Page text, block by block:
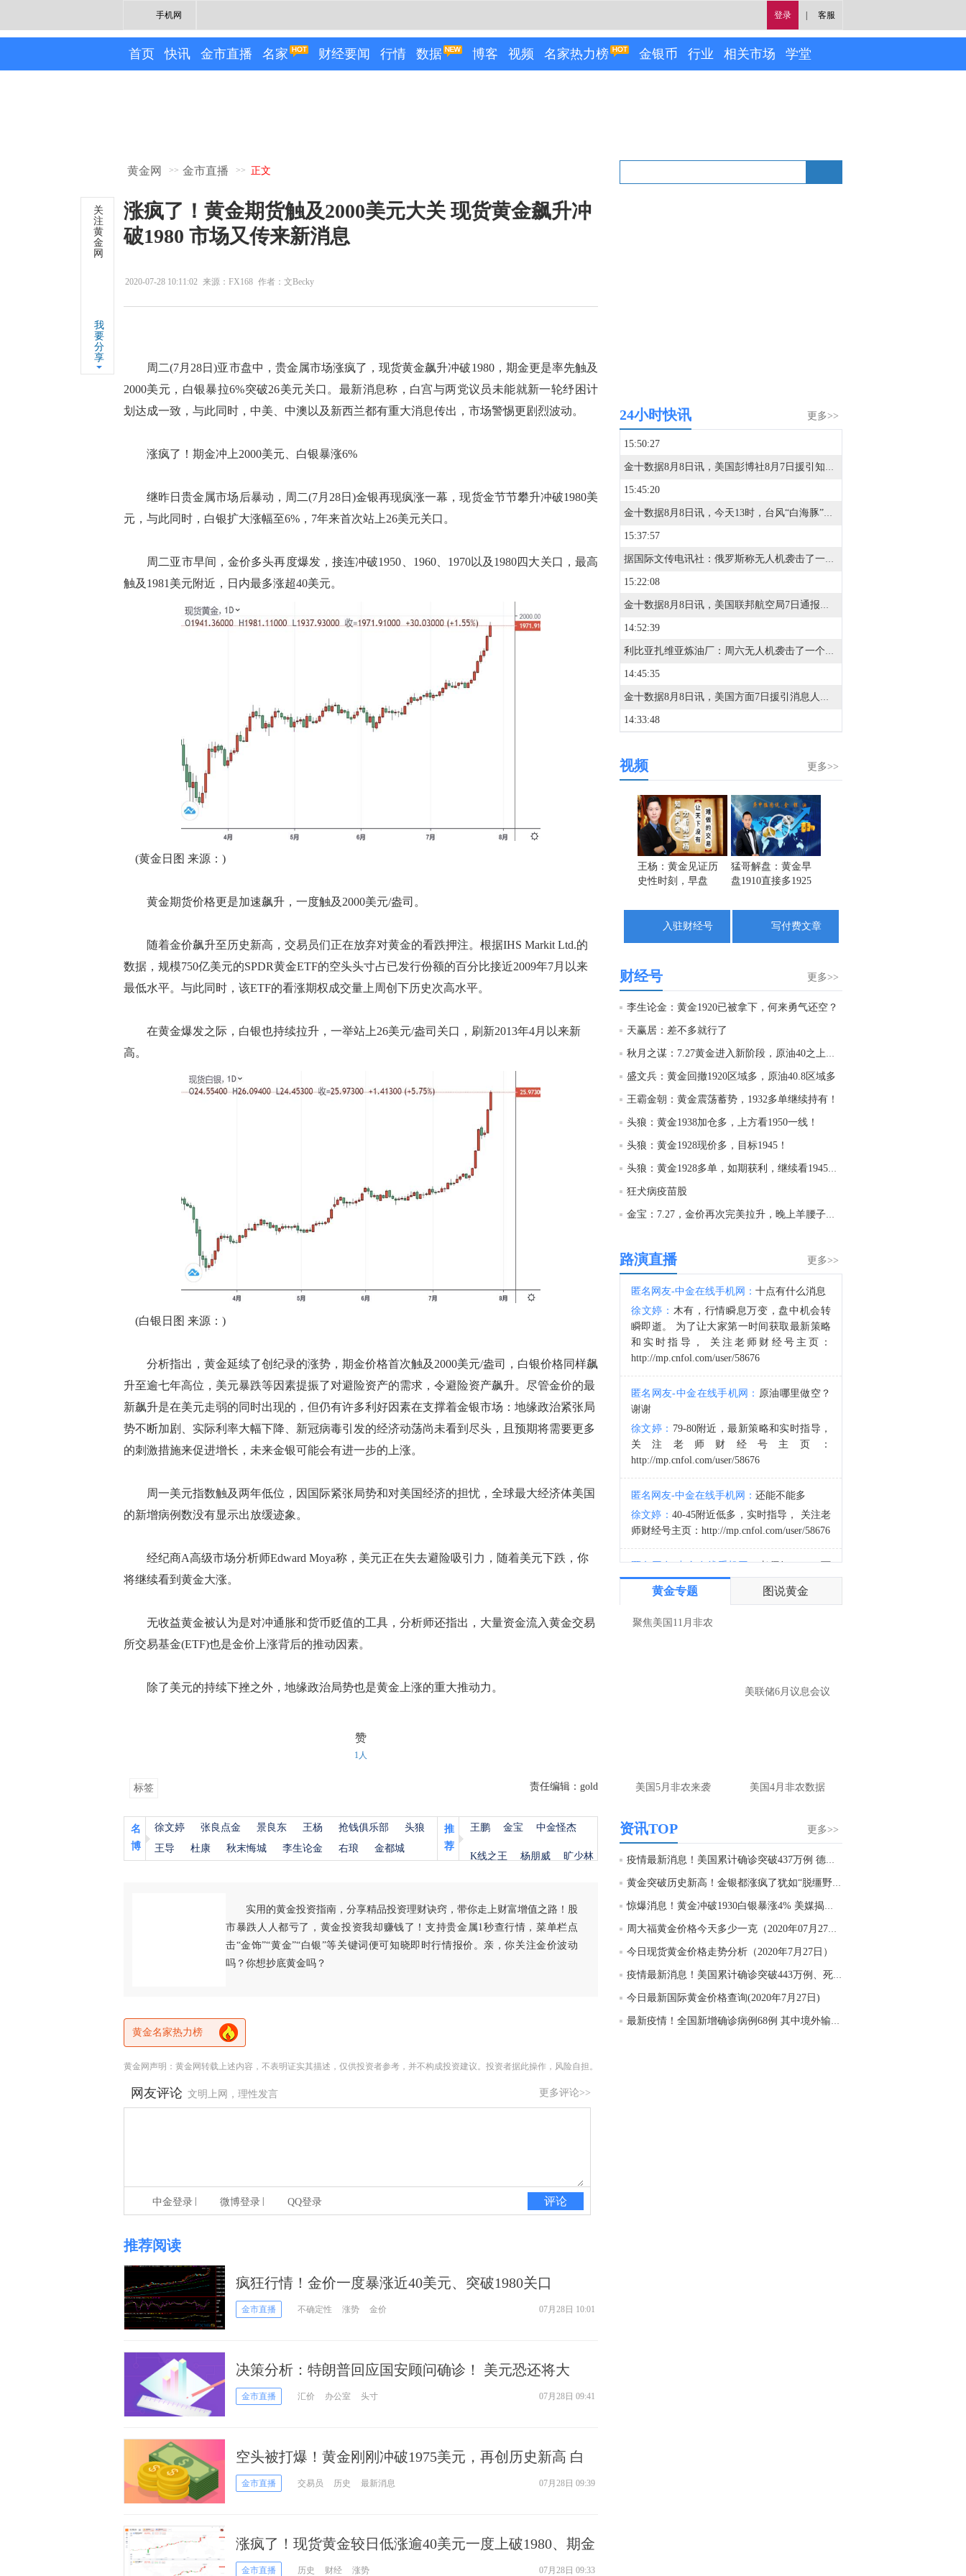
登录 客服
手机网
首页 快讯 金市直播 名家 财经要闻 行情 数据 博客 视频 名家热力榜 金银币 行业 相关市场 学堂
黄金网 >> 金市直播 >> 正文
涨疯了！黄金期货触及2000美元大关 现货黄金飙升冲
破1980 市场又传来新消息
2020-07-28 10:11:02 来源：FX168 作者：文Becky
关
注
黄
金
网
我
要
分
享
周二(7月28日)亚市盘中，贵金属市场涨疯了，现货黄金飙升冲破1980，期金更是率先触及
2000美元，白银暴拉6%突破26美元关口。最新消息称，白宫与两党议员未能就新一轮纾困计
划达成一致，与此同时，中美、中澳以及新西兰都有重大消息传出，市场警惕更剧烈波动。
涨疯了！期金冲上2000美元、白银暴涨6%
继昨日贵金属市场后暴动，周二(7月28日)金银再现疯涨一幕，现货金节节攀升冲破1980美
元，与此同时，白银扩大涨幅至6%，7年来首次站上26美元关口。
周二亚市早间，金价多头再度爆发，接连冲破1950、1960、1970以及1980四大关口，最高
触及1981美元附近，日内最多涨超40美元。
(黄金日图 来源：)
黄金期货价格更是加速飙升，一度触及2000美元/盎司。
随着金价飙升至历史新高，交易员们正在放弃对黄金的看跌押注。根据IHS Markit Ltd.的
数据，规模750亿美元的SPDR黄金ETF的空头头寸占已发行份额的百分比接近2009年7月以来
最低水平。与此同时，该ETF的看涨期权成交量上周创下历史次高水平。
在黄金爆发之际，白银也持续拉升，一举站上26美元/盎司关口，刷新2013年4月以来新
高。
(白银日图 来源：)
分析指出，黄金延续了创纪录的涨势，期金价格首次触及2000美元/盎司，白银价格同样飙
升至逾七年高位，美元暴跌等因素提振了对避险资产的需求，令避险资产飙升。尽管金价的最
新飙升是在美元走弱的同时出现的，但仍有许多利好因素在支撑着金银市场：地缘政治紧张局
势不断加剧、实际利率大幅下降、新冠病毒引发的经济动荡尚未看到尽头，且预期将需要更多
的刺激措施来促进增长，未来金银可能会有进一步的上涨。
周一美元指数触及两年低位，因国际紧张局势和对美国经济的担忧，全球最大经济体美国
的新增病例数没有显示出放缓迹象。
经纪商A高级市场分析师Edward Moya称，美元正在失去避险吸引力，随着美元下跌，你
将继续看到黄金大涨。
无收益黄金被认为是对冲通胀和货币贬值的工具，分析师还指出，大量资金流入黄金交易
所交易基金(ETF)也是金价上涨背后的推动因素。
除了美元的持续下挫之外，地缘政治局势也是黄金上涨的重大推动力。
赞
1人
标签 责任编辑：gold
名
博
徐文婷 张良点金 景良东 王杨 抢钱俱乐部
头狼
王导
杜康 秋末悔城 李生论金 右琅 金都城
推
荐
王鹏 金宝 中金怪杰
K线之王 杨朋威 旷少林
实用的黄金投资指南，分享精品投资理财诀窍，带你走上财富增值之路！股
市暴跌人人都亏了，黄金投资我却赚钱了！支持贵金属1秒查行情，菜单栏点
击“金饰”“黄金”“白银”等关键词便可知晓即时行情报价。亲，你关注金价波动
吗？你想抄底黄金吗？
黄金名家热力榜
黄金网声明：黄金网转载上述内容，不表明证实其描述，仅供投资者参考，并不构成投资建议。投资者据此操作，风险自担。
更多评论>>
网友评论 文明上网，理性发言
评论
中金登录 微博登录 QQ登录
推荐阅读
疯狂行情！金价一度暴涨近40美元、突破1980关口
金市直播 不确定性 涨势 金价 07月28日 10:01
决策分析：特朗普回应国安顾问确诊！ 美元恐还将大
跌、黄金冲破1960美元
金市直播 汇价 办公室 头寸 07月28日 09:41
空头被打爆！黄金刚刚冲破1975美元，再创历史新高 白
银暴涨超5%
金市直播 交易员 历史 最新消息 07月28日 09:39
涨疯了！现货黄金较日低涨逾40美元一度上破1980、期金
触及2000美元高位
金市直播 历史 财经 涨势 07月28日 09:33
更多>>
24小时快讯
15:50:27
金十数据8月8日讯，美国彭博社8月7日援引知情人士的话报道，美国国防部计划在今年年底前对其正在建设的“金穹”天基导弹防御系统进行首次测试。今年4月，美国太空部队宣布与包括太空探索技术公司、洛克希德-马丁公司在内的12家公司签订合同，研发“金穹”系统中可拦截导弹的天基拦截器。报道援引匿名消息人士的话称，如果拦截导弹系统的地面测试在今年年底前顺利完成，政府准备向相关公司支付6000万美元。此外，预计美国太空部队将从2030年起向通过最终测试的团队采购该系统。（CCTV国际时讯）
15:45:20
金十数据8月8日讯，今天13时，台风“白海豚”中心位于距离浙江省温州市东偏南方向约465公里的洋面上，中心附近最大风力14级，45米/秒。虽然离浙江还有一定距离，但“白海豚”外围云系今天上午已经在江苏南部、安徽东南部、浙江等地激发出对流。明天，台风登陆前后，华东降雨进一步增强，江苏南部、安徽东南部、上海、浙江大部将有大到暴雨，其中上海南部、浙江东部有特大暴雨，局地日降雨量将达到400毫米甚至500毫米以上，极端性较强，需注意防范。（央视新闻）
15:37:57
据国际文传电讯社：俄罗斯称无人机袭击了一艘运载乌克兰军队武器的船只，地点位于敖德萨东部。
15:22:08
金十数据8月8日讯，美国联邦航空局7日通报，一架重型直升机当天在犹他州灭火时坠毁，机上两人生死未卜。另外，在俄勒冈州，一名推土机操作员在野火中丧生。（央视新闻）
14:52:39
利比亚扎维亚炼油厂：周六无人机袭击了一个未处理的石脑油罐，导致泄漏，目前情况已得到控制。
14:45:35
金十数据8月8日讯，美国方面7日援引消息人士的话称，美军参谋长联席会议主席丹·凯恩在寻找摆脱伊朗战事的途径。消息称，三位知情人士透露，过去几周，美军参谋长联席会议主席丹·凯恩私下向特朗普的其他高级顾问明确表示，美国需要找到一条摆脱伊朗战事的途径，因为摆在桌面上的军事选项可能会适得其反，而且仅靠空中力量不太可能实现特朗普的目标。消息人士透露，丹·凯恩曾与其他政府要员，包括副总统万斯、国务卿鲁比奥和中央情报局局长拉特克利夫讨论过升级冲突的军事选项，并提出了寻求结束战事的途径。丹·凯恩最近还与几位理念相近的特朗普顾问私下会面，确保他们在与总统会晤前达成共识。此外，消息还提到，丹·凯恩在近期与特朗普的会晤中，对美国日益减少的军火储备表示担忧，双方还讨论了升级冲突的潜在选项。（央视新闻）
14:33:48
14:30:06
13:58:25
13:48:10
8月7日芝加哥商业交易所（CME）能源类商品成交量报告已在金十数据中心更新！欢迎点击查看
12:32:07
金十数据8月8日讯，据灯塔专业版，截至8月8日，2026年8月总票房（含预售）突破15亿，《蜘蛛侠：崭新之日》《八仙！》《功夫女足》《年会不能停！2》《痴迷》暂列8月票房榜前五。
12:31:11
俄行动指挥部：伊利斯基炼油厂因无人机残骸坠落起火。（俄新社）
更多>>
视频
王杨：黄金见证历
史性时刻，早盘
断多！
猛哥解盘：黄金早
盘1910直接多1925
补涨看25
入驻财经号 写付费文章
更多>>
财经号
李生论金：黄金1920已被拿下，何来勇气还空？
天赢居：差不多就行了
秋月之谋：7.27黄金进入新阶段，原油40之上还是多
盛文兵：黄金回撤1920区域多，原油40.8区域多
王霸金朝：黄金震荡蓄势，1932多单继续持有！
头狼：黄金1938加仓多，上方看1950一线！
头狼：黄金1928现价多，目标1945！
头狼：黄金1928多单，如期获利，继续看1945一线！
狂犬病疫苗股
金宝：7.27，金价再次完美拉升，晚上羊腰子走起
更多>>
路演直播
匿名网友-中金在线手机网： 十点有什么消息
徐文婷： 木有，行情瞬息万变，盘中机会转
瞬即逝。 为了让大家第一时间获取最新策略
和实时指导， 关注老师财经号主页：
http://mp.cnfol.com/user/58676
匿名网友-中金在线手机网： 原油哪里做空？
谢谢
徐文婷： 79-80附近，最新策略和实时指导，
关注老师财经号主页：
http://mp.cnfol.com/user/58676
匿名网友-中金在线手机网： 还能不能多
徐文婷： 40-45附近低多，实时指导， 关注老
师财经号主页：http://mp.cnfol.com/user/58676
匿名网友-中金在线手机网：老师好，4345可
以多吗？
让大家第一时间获取最新策略和实时指
匿名网友-中金在线手机网：
黄金多，看到什
徐文婷：
时指导， 关注老师财经号主页：
http://mp.cnfol.com/user/58676
匿名网友-中金在线手机网：止损多少 老师
徐文婷： 7美金
度。70一50？。
徐文婷：带上止损博弈，实时指导， 关注老
师财经号主页：http://mp.cnfol.com/user/58676
匿名网友-中金在线手机网：
老师好，金现在
黄金专题 图说黄金
聚焦美国11月非农
美联储6月议息会议
美国5月非农来袭 美国4月非农数据
更多>>
资讯TOP
疫情最新消息！美国累计确诊突破437万例 德国超...
黄金突破历史新高！金银都涨疯了犹如“脱缰野马...
惊爆消息！黄金冲破1930白银暴涨4% 美媒揭露蓬...
周大福黄金价格今天多少一克（2020年07月27日）
今日现货黄金价格走势分析（2020年7月27日）
疫情最新消息！美国累计确诊突破443万例、死亡...
今日最新国际黄金价格查询(2020年7月27日)
最新疫情！全国新增确诊病例68例 其中境外输入...